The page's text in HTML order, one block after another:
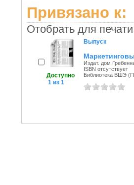
Привязано к:
Отобрать для
Доступно
1 из 1
Выпуск
Издат. дом
ISBN отсутствует
Библиотека ВШЭ